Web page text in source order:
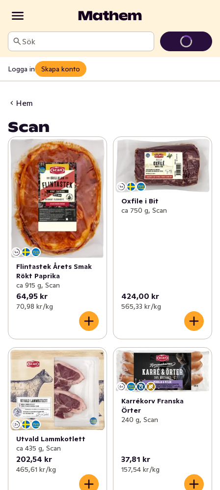
Sök
Logga in Skapa konto
Hem
Scan
Flintastek Årets Smak
Rökt Paprika
ca 915 g, Scan
64,95 kr
70,98 kr /kg
Oxfile i Bit
ca 750 g, Scan
424,00 kr
565,33 kr /kg
Utvald Lammkotlett
ca 435 g, Scan
202,54 kr
465,61 kr /kg
Karrékorv Franska
Örter
240 g, Scan
37,81 kr
157,54 kr /kg